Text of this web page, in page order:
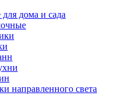
дома и сада
направленного света